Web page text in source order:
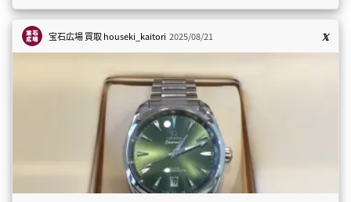
宝石広場 買取houseki_kaitori 2025/08/21